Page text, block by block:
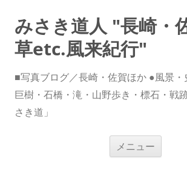
みさき道人 "長崎・
草etc.風来紀行"
■写真ブログ／長崎・佐賀ほか ●風景・
巨樹・石橋・滝・山野歩き・標石・戦
さき道」
メニュー